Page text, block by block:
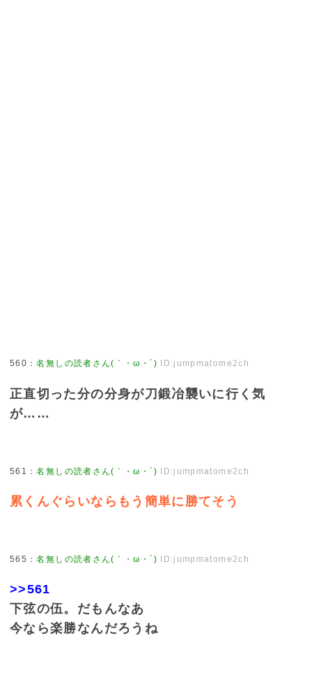
560 ：名無しの読者さん(｀・ω・´) ID:jumpmatome2ch
正直切った分の分身が刀鍛冶襲いに行く気
が……
561 ：名無しの読者さん(｀・ω・´) ID:jumpmatome2ch
累くんぐらいならもう簡単に勝てそう
565 ：名無しの読者さん(｀・ω・´) ID:jumpmatome2ch
>>561
下弦の伍。だもんなあ
今なら楽勝なんだろうね